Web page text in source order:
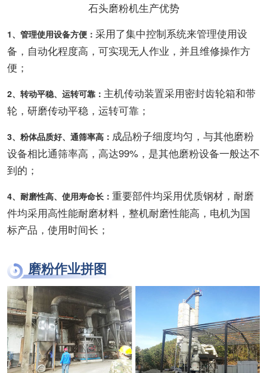
石头磨粉机生产优势
1、管理使用设备方便： 采用了集中控制系统来管理使用设
备，自动化程度高，可实现无人作业，并且维修操作方
便；
2、转动平稳、运转可靠： 主机传动装置采用密封齿轮箱和带
轮，研磨传动平稳，运转可靠；
3、粉体品质好、通筛率高： 成品粉子细度均匀，与其他磨粉
设备相比通筛率高，高达99%，是其他磨粉设备一般达不
到的；
4、耐磨性高、使用寿命长： 重要部件均采用优质钢材，耐磨
件均采用高性能耐磨材料，整机耐磨性能高，电机为国
标产品，使用时间长；
磨粉作业拼图